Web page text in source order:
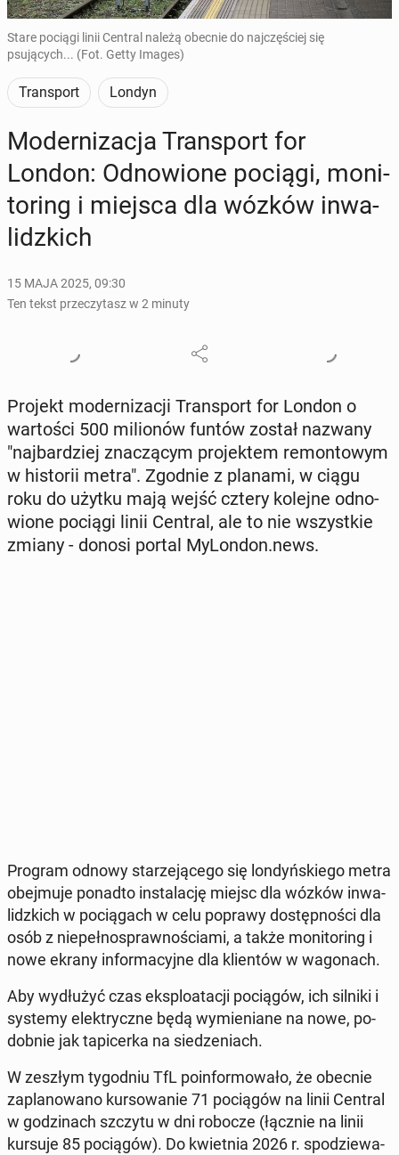
Stare pociągi linii Central należą obecnie do najczęściej się
psujących... (Fot. Getty Images)
Transport Londyn
Mo­der­ni­za­cja Trans­port for
London: Od­no­wio­ne pociągi, mo­ni­
to­ring i miejsca dla wózków in­wa­
lidz­kich
15 MAJA 2025, 09:30
Ten tekst przeczytasz w 2 minuty
Projekt mo­der­ni­za­cji Trans­port for London o
war­to­ści 500 mi­lio­nów funtów został nazwany
"naj­bar­dziej zna­czą­cym pro­jek­tem re­mon­to­wym
w hi­sto­rii metra". Zgodnie z planami, w ciągu
roku do użytku mają wejść cztery kolejne od­no­
wio­ne pociągi linii Central, ale to nie wszyst­kie
zmiany - donosi portal My­Lon­don.news.
Program odnowy sta­rze­ją­ce­go się lon­dyń­skie­go metra
obej­mu­je ponadto in­sta­la­cję miejsc dla wózków in­wa­
lidz­kich w po­cią­gach w celu poprawy do­stęp­no­ści dla
osób z nie­peł­no­spraw­no­ścia­mi, a także mo­ni­to­ring i
nowe ekrany in­for­ma­cyj­ne dla klien­tów w wa­go­nach.
Aby wy­dłu­żyć czas eks­plo­ata­cji po­cią­gów, ich silniki i
systemy elek­trycz­ne będą wy­mie­nia­ne na nowe, po­
dob­nie jak ta­pi­cer­ka na sie­dze­niach.
W zeszłym ty­go­dniu TfL po­in­for­mo­wa­ło, że obecnie
za­pla­no­wa­no kur­so­wa­nie 71 po­cią­gów na linii Central
w go­dzi­nach szczytu w dni robocze (łącznie na linii
kursuje 85 po­cią­gów). Do kwiet­nia 2026 r. spo­dzie­wa­